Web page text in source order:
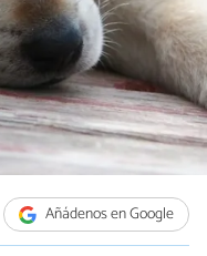
Añádenos en Google